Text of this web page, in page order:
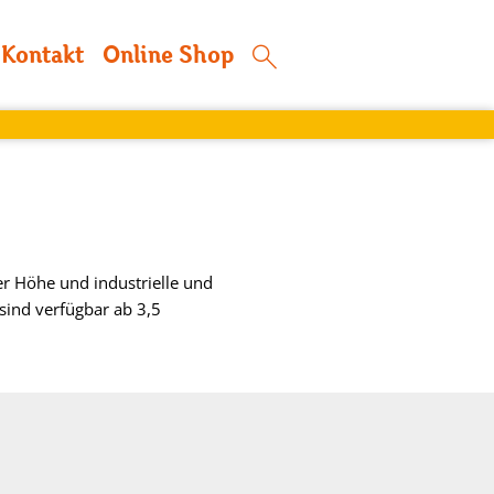
Kontakt Online Shop
Höhe und industrielle und
verfügbar ab 3,5